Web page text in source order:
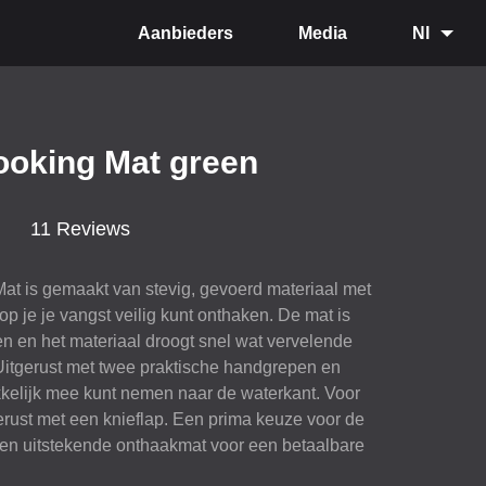
Aanbieders Media Nl
Mat green
11 Reviews
is gemaakt van stevig, gevoerd materiaal met
je je vangst veilig kunt onthaken. De mat is
en het materiaal droogt snel wat vervelende
met twee praktische handgrepen en
mee kunt nemen naar de waterkant. Voor
met een knieflap. Een prima keuze voor de
uitstekende onthaakmat voor een betaalbare